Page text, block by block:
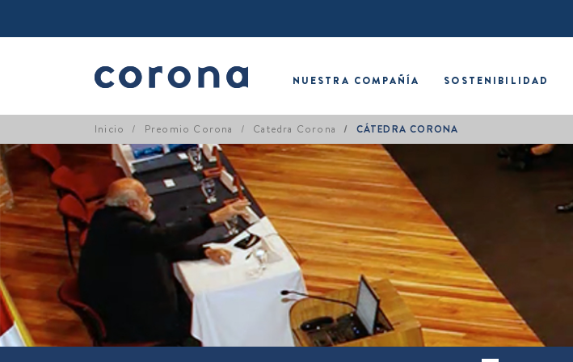
NUESTRA COMPAÑÍA SOSTENIBILIDAD
Inicio Preomio Corona Catedra Corona CÁTEDRA CORONA